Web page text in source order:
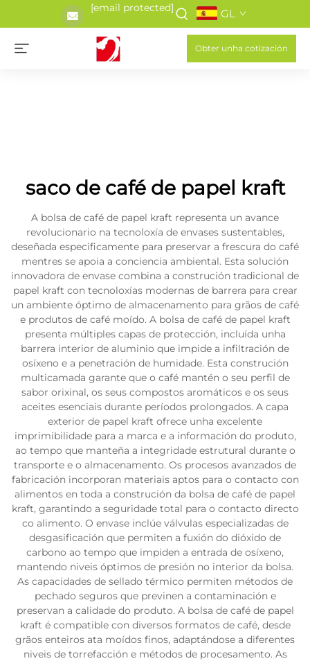
[email protected] GL
Obter unha cotización
saco de café de papel kraft
A bolsa de café de papel kraft representa un avance
revolucionario na tecnoloxía de envases sustentables,
deseñada especificamente para preservar a frescura do café
mentres se apoia a conciencia ambiental. Esta solución
innovadora de envase combina a construción tradicional de
papel kraft con tecnoloxías modernas de barrera para crear
un ambiente óptimo de almacenamento para grãos de café
e produtos de café moído. A bolsa de café de papel kraft
presenta múltiples capas de protección, incluída unha
barrera interior de aluminio que impide a infiltración de
osíxeno e a penetración de humidade. Esta construción
multicamada garante que o café mantén o seu perfil de
sabor orixinal, os seus compostos aromáticos e os seus
aceites esenciais durante períodos prolongados. A capa
exterior de papel kraft ofrece unha excelente
imprimibilidade para a marca e a información do produto,
ao tempo que manteña a integridade estrutural durante o
transporte e o almacenamento. Os procesos avanzados de
fabricación incorporan materiais aptos para o contacto con
alimentos en toda a construción da bolsa de café de papel
kraft, garantindo a seguridade total para o contacto directo
co alimento. O envase inclúe válvulas especializadas de
desgasificación que permiten a fuxión do dióxido de
carbono ao tempo que impiden a entrada de osíxeno,
mantendo niveis óptimos de presión no interior da bolsa.
As capacidades de sellado térmico permiten métodos de
pechado seguros que previnen a contaminación e
preservan a calidade do produto. A bolsa de café de papel
kraft é compatible con diversos formatos de café, desde
grãos enteiros ata moídos finos, adaptándose a diferentes
niveis de torrefacción e métodos de procesamento. As